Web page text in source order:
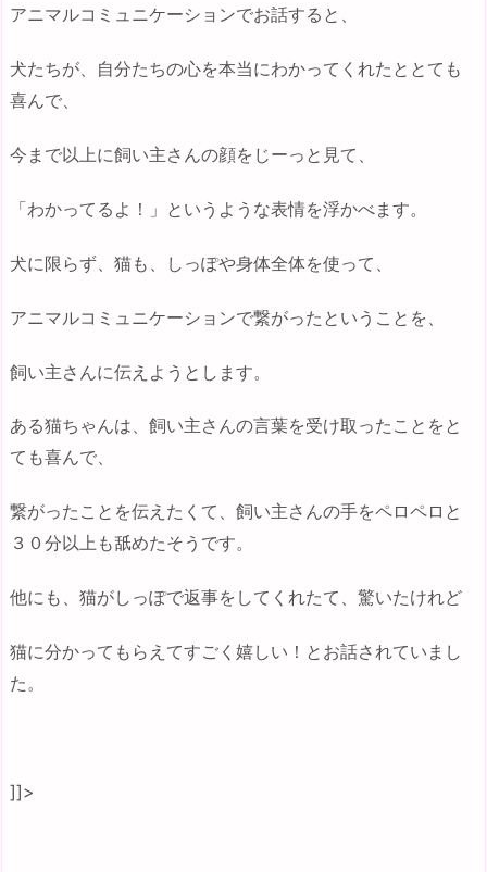
アニマルコミュニケーションでお話すると、
犬たちが、自分たちの心を本当にわかってくれたととても
喜んで、
今まで以上に飼い主さんの顔をじーっと見て、
「わかってるよ！」というような表情を浮かべます。
犬に限らず、猫も、しっぽや身体全体を使って、
アニマルコミュニケーションで繋がったということを、
飼い主さんに伝えようとします。
ある猫ちゃんは、飼い主さんの言葉を受け取ったことをと
ても喜んで、
繋がったことを伝えたくて、飼い主さんの手をペロペロと
３０分以上も舐めたそうです。
他にも、猫がしっぽで返事をしてくれたて、驚いたけれど
猫に分かってもらえてすごく嬉しい！とお話されていまし
た。
]]>